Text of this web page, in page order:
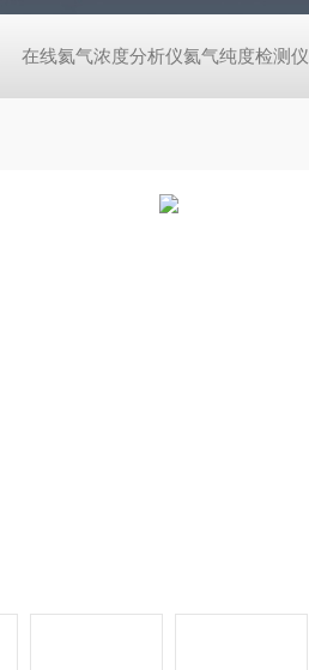
在线氦气浓度分析仪氦气纯度检测仪